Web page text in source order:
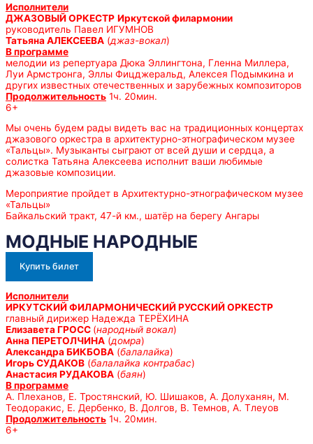
Исполнители
ДЖАЗОВЫЙ ОРКЕСТР Иркутской филармонии
руководитель Павел ИГУМНОВ
Татьяна АЛЕКСЕЕВА (джаз-вокал)
В программе
мелодии из репертуара Дюка Эллингтона, Гленна Миллера,
Луи Армстронга, Эллы Фицджеральд, Алексея Подымкина и
других известных отечественных и зарубежных композиторов
Продолжительность 1ч. 20мин.
6+
Мы очень будем рады видеть вас на традиционных концертах
джазового оркестра в архитектурно-этнографическом музее
«Тальцы». Музыканты сыграют от всей души и сердца, а
солистка Татьяна Алексеева исполнит ваши любимые
джазовые композиции.
Мероприятие пройдет в Архитектурно-этнографическом музее
«Тальцы»
Байкальский тракт, 47-й км., шатёр на берегу Ангары
МОДНЫЕ НАРОДНЫЕ
Купить билет
Исполнители
ИРКУТСКИЙ ФИЛАРМОНИЧЕСКИЙ РУССКИЙ ОРКЕСТР
главный дирижер Надежда ТЕРЁХИНА
Елизавета ГРОСС (народный вокал)
Анна ПЕРЕТОЛЧИНА (домра)
Александра БИКБОВА (балалайка)
Игорь СУДАКОВ (балалайка контрабас)
Анастасия РУДАКОВА (баян)
В программе
А. Плеханов, Е. Тростянский, Ю. Шишаков, А. Долуханян, М.
Теодоракис, Е. Дербенко, В. Долгов, В. Темнов, А. Тлеуов
Продолжительность 1ч. 20мин.
6+